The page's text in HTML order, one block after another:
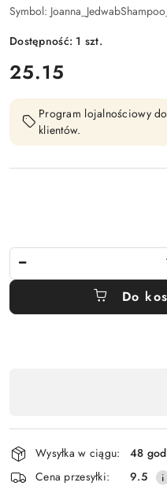
Symbol:
Dostępność: 1 szt.
cena:
25.15
Program lojalnościowy
klientów.
Do
płatność
i
dostawa
Wysyłka w ciągu:
48
Cena przesyłki:
9.5